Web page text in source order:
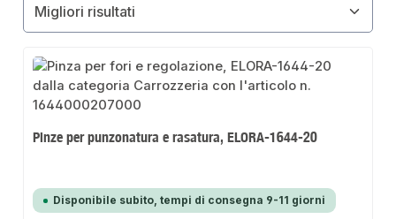
Pinze per punzonatura e rasatura, ELORA-1644-20
Disponibile subito, tempi di consegna 9-11 giorni